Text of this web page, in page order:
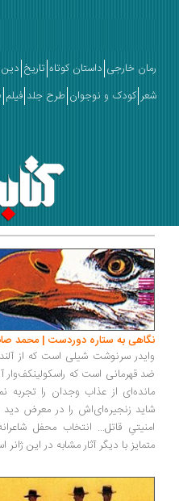
رمان خارجی داستان کوتاه تاریخ
شعر کودک و نوجوان طرح جلد فیلم
نگاهی به ستاره دوردست | محمد
وایدر سرنوشت شیلی است که از
ضد قهرمانی است که
مانده‌ای از عذاب وجدان را
شاید زنجیره‌ای‌اش را در معرض
امنیتیِ قاتل... انتخاب محفل
متمایز با دیگر آثار مشابه در این